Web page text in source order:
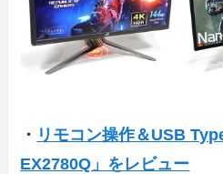
・ リモコン操作＆USB
EX2780Q」をレビュー